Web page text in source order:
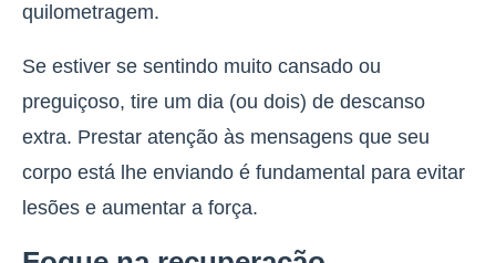
quilometragem.
Se estiver se sentindo muito cansado ou
preguiçoso, tire um dia (ou dois) de descanso
extra. Prestar atenção às mensagens que seu
corpo está lhe enviando é fundamental para evitar
lesões e aumentar a força.